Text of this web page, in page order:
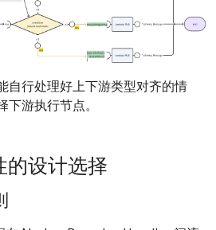
自行处理好上下游类型对齐的情
游执行节点。
的设计选择